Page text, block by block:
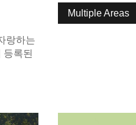
랑하는
록된
Multiple Areas